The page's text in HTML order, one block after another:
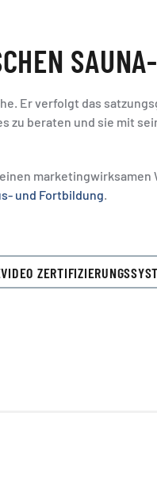
Er verfolgt das
zu beraten und sie mit
einen
und Fortbildung